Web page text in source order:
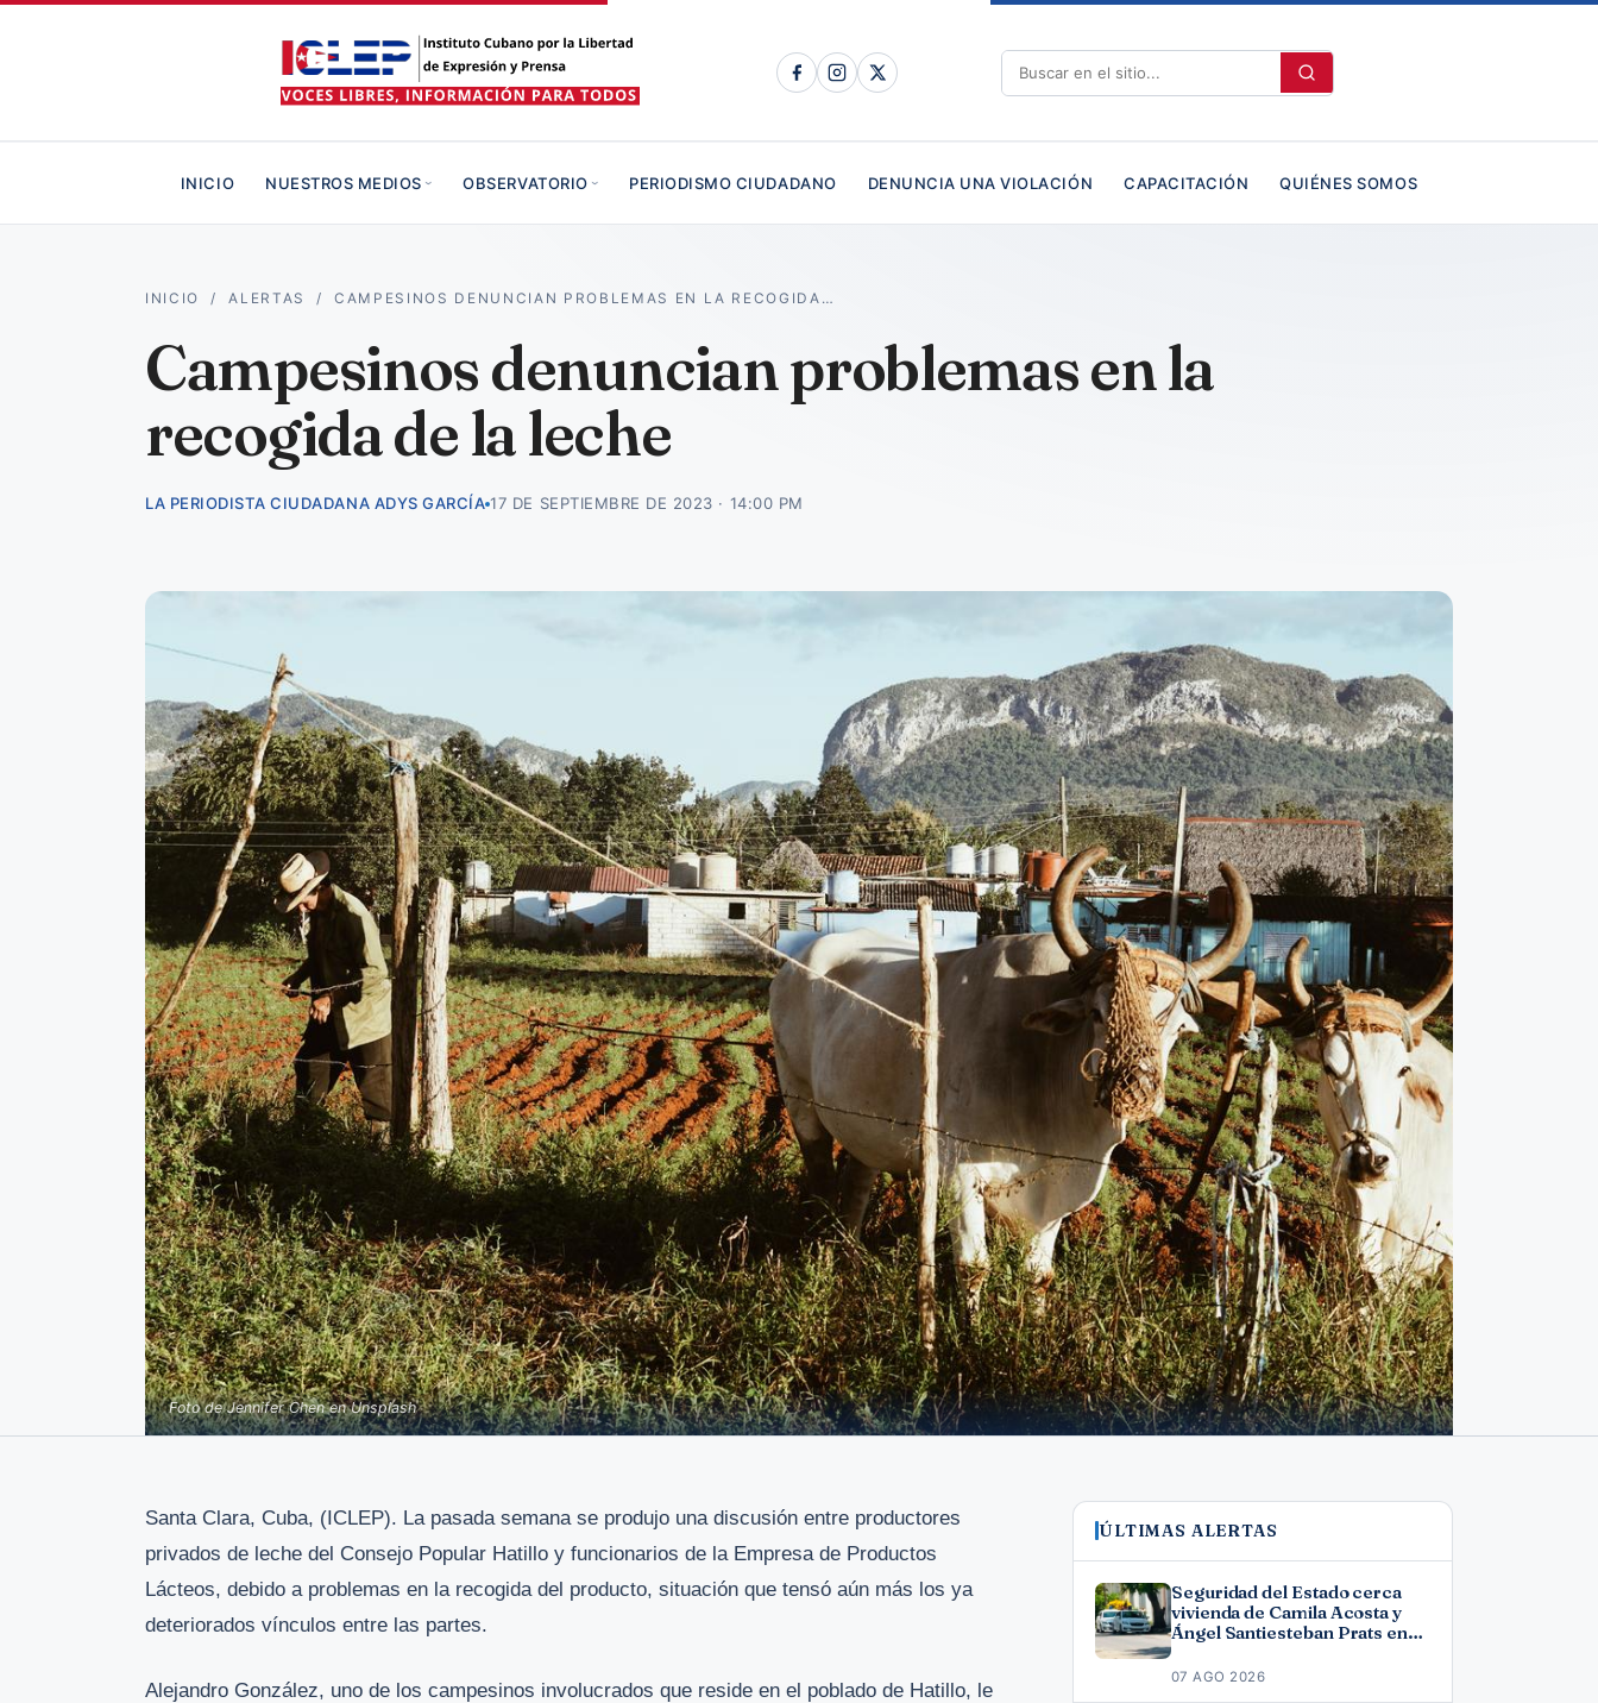
INICIO NUESTROS MEDIOS OBSERVATORIO PERIODISMO CIUDADANO DENUNCIA UNA VIOLACIÓN CAPACITACIÓN QUIÉNES SOMOS
INICIO /ALERTAS /CAMPESINOS DENUNCIAN PROBLEMAS EN LA RECOGIDA…
Campesinos denuncian problemas en la
recogida de la leche
LA PERIODISTA CIUDADANA ADYS GARCÍA 17 DE SEPTIEMBRE DE 2023 · 14:00 PM
Foto de Jennifer Chen en Unsplash
Santa Clara, Cuba, (ICLEP). La pasada semana se produjo una discusión entre productores
privados de leche del Consejo Popular Hatillo y funcionarios de la Empresa de Productos
Lácteos, debido a problemas en la recogida del producto, situación que tensó aún más los ya
deteriorados vínculos entre las partes.
Alejandro González, uno de los campesinos involucrados que reside en el poblado de Hatillo, le
ÚLTIMAS ALERTAS
Seguridad del Estado cerca
vivienda de Camila Acosta y
Ángel Santiesteban Prats en
07 AGO 2026